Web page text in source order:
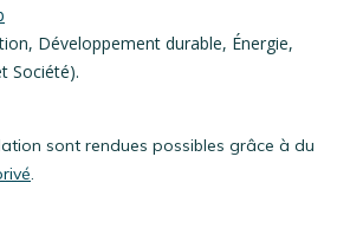
Développement durable, Énergie,
Société).
sont rendues possibles grâce à du
.